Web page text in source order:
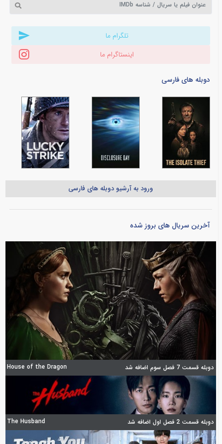
تلگرام ما
اینستاگرام ما
دوبله های فارسی
ورود به آرشیو دوبله های فارسی
آخرین سریال های بروز شده
دوبله قسمت 7 فصل سوم اضافه شد House of the Dragon
دوبله قسمت 2 فصل اول اضافه شد The Husband